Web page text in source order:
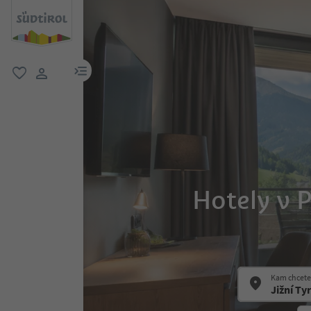
odkaz na menu
Hotely v
Kam